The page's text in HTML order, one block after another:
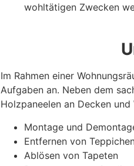
wohltätigen Zwecken
Im Rahmen einer
Aufgaben an. Neben dem
Holzpaneelen an Decken
Montage und
Entfernen von
Ablösen von Tapeten